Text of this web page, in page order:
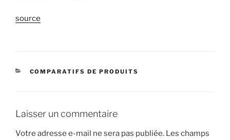
source
CATÉGORIES
COMPARATIFS DE PRODUITS
Laisser un commentaire
Votre adresse e-mail ne sera pas publiée. Les champs